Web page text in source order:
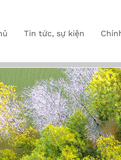
Tin tức, sự kiện